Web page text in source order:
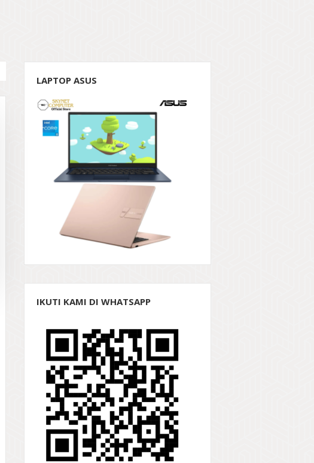
LAPTOP ASUS
IKUTI KAMI DI WHATSAPP